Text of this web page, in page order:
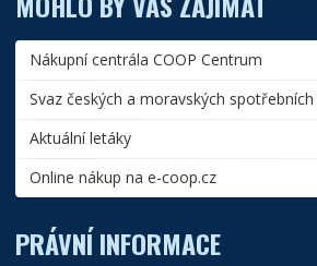
Nákupní centrála COOP Centrum
Svaz českých a moravských
Aktuální letáky
Online nákup na e-coop.cz
PRÁVNÍ INFORMACE